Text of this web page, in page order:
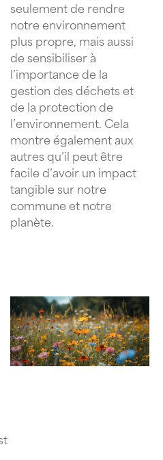
seulement de rendre
notre environnement
plus propre, mais aussi
de sensibiliser à
l’importance de la
gestion des déchets et
de la protection de
l’environnement. Cela
montre également aux
autres qu’il peut être
facile d’avoir un impact
tangible sur notre
commune et notre
planète.